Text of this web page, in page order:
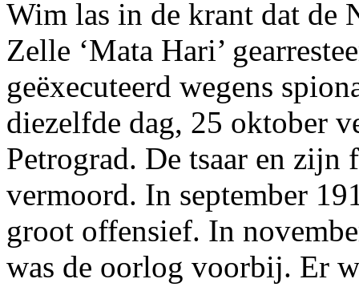
Wim las in de krant dat de
Zelle ‘Mata Hari’
geëxecuteerd wegens
diezelfde dag, 25 oktober
Petrograd. De tsaar en zijn
vermoord. In september
groot offensief. In
was de oorlog voorbij. Er